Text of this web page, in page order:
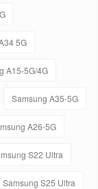
5G
A15-5G/4G
Samsung A35-5G
A26-5G
S22 Ultra
Samsung S25 Ultra